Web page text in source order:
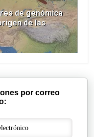
de genómica
de las
por correo